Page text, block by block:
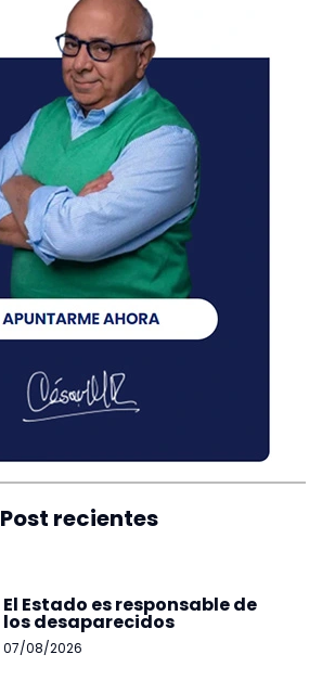
Post recientes
El Estado es responsable de
los desaparecidos
07/08/2026